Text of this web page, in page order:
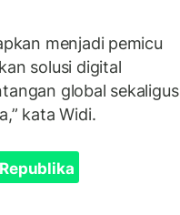
menjadi pemicu
solusi digital
global sekaligus
kata Widi.